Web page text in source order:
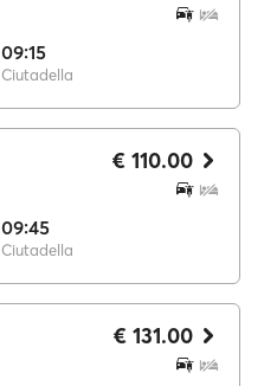
09:15
Ciutadella
09:45
Ciutadella
€ 110.00
€ 131.00